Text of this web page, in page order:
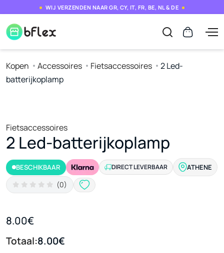
WIJ VERZENDEN NAAR GR, CY, IT, FR, BE, NL & DE
Kopen Accessoires Fietsaccessoires
2 Led-
batterijkoplamp
Fietsaccessoires
2 Led-batterijkoplamp
BESCHIKBAAR DIRECT LEVERBAAR ATHENE
(0)
8.00€
Totaal:8.00€